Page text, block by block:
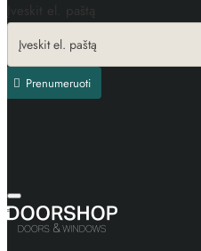
Įveskit el. paštą
Prenumeruoti